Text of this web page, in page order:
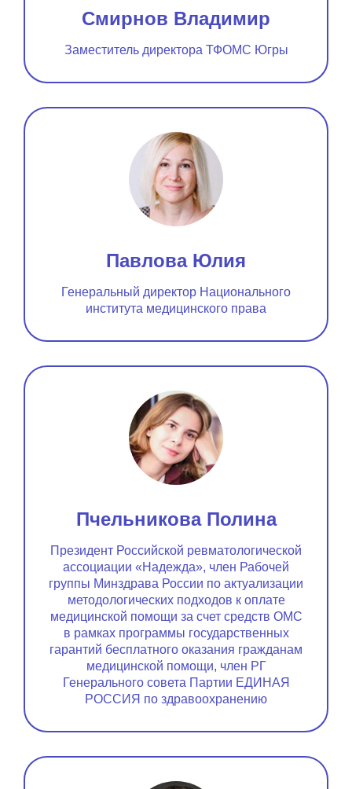
Смирнов Владимир
Заместитель директора ТФОМС Югры
Павлова Юлия
Генеральный директор Национального
института медицинского права
Пчельникова Полина
Президент Российской ревматологической
ассоциации «Надежда», член Рабочей
группы Минздрава России по актуализации
методологических подходов к оплате
медицинской помощи за счет средств ОМС
в рамках программы государственных
гарантий бесплатного оказания гражданам
медицинской помощи, член РГ
Генерального совета Партии ЕДИНАЯ
РОССИЯ по здравоохранению